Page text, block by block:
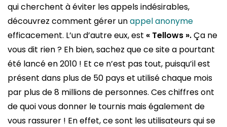
qui cherchent à éviter les appels indésirables,
découvrez comment gérer unappel anonyme
efficacement. L’un d’autre eux, est « Tellows ».Ça ne
vous dit rien ? Eh bien, sachez que ce site a pourtant
été lancé en 2010 ! Et ce n’est pas tout, puisqu’il est
présent dans plus de 50 pays et utilisé chaque mois
par plus de 8 millions de personnes. Ces chiffres ont
de quoi vous donner le tournis mais également de
vous rassurer ! En effet, ce sont les utilisateurs qui se